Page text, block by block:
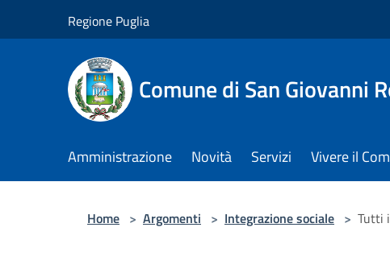
Regione Puglia
Comune di San Giovanni
Amministrazione Novità Servizi Vivere il
Home > Argomenti > Integrazione sociale > Tutti